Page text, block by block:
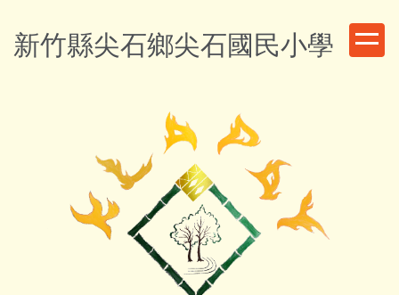
到
主
新竹縣尖石鄉尖石國民小學